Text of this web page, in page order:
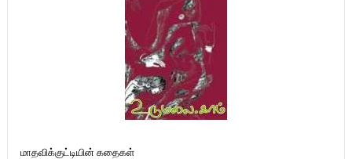
மாதவிக்குட்டியின் கதைகள்